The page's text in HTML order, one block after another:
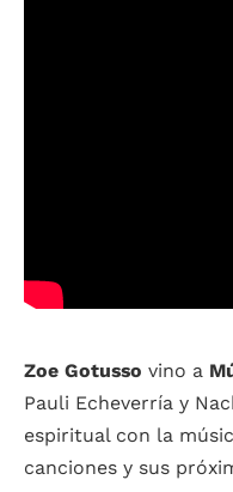
Zoe Gotusso vino a
Pauli Echeverría y
espiritual con la
canciones y sus